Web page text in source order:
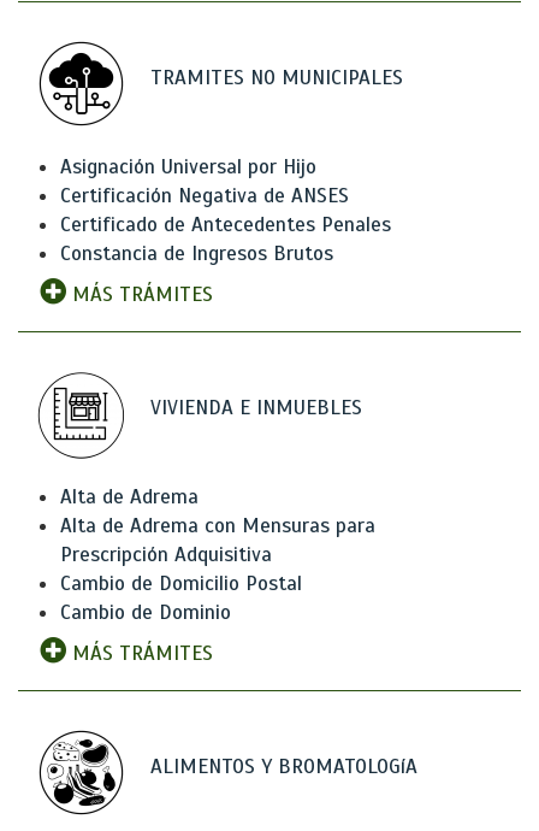
TRAMITES NO MUNICIPALES
Asignación Universal por Hijo
Certificación Negativa de ANSES
Certificado de Antecedentes Penales
Constancia de Ingresos Brutos
MÁS TRÁMITES
VIVIENDA E INMUEBLES
Alta de Adrema
Alta de Adrema con Mensuras para
Prescripción Adquisitiva
Cambio de Domicilio Postal
Cambio de Dominio
MÁS TRÁMITES
ALIMENTOS Y BROMATOLOGíA